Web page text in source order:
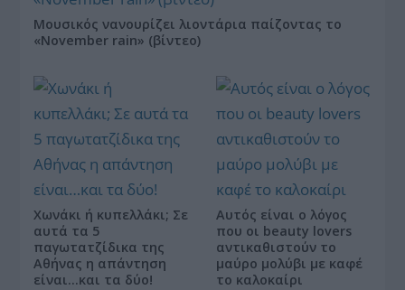
Μουσικός νανουρίζει λιοντάρια παίζοντας το
«November rain» (βίντεο)
Χωνάκι ή κυπελλάκι; Σε
αυτά τα 5
παγωτατζίδικα της
Αθήνας η απάντηση
είναι…και τα δύο!
Αυτός είναι ο λόγος
που οι beauty lovers
αντικαθιστούν το
μαύρο μολύβι με καφέ
το καλοκαίρι